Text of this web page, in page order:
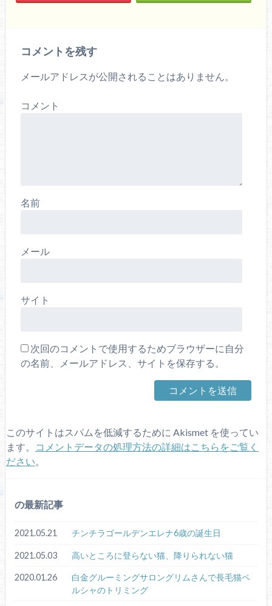
コメントを残す
メールアドレスが公開されることはありません。
コメント
名前
メール
サイト
次回のコメントで使用するためブラウザーに自分
の名前、メールアドレス、サイトを保存する。
このサイトはスパムを低減するために Akismet を使ってい
ます。
コメントデータの処理方法の詳細はこちらをご覧く
ださい
の最新記事
2021.05.21 チンチラゴールデンエレナ6歳の誕生日
2021.05.03 高いところに登らない猫、降りられない猫
2020.01.26
白金グルーミングサロングリムさんで長毛猫ペ
ルシャのトリミング